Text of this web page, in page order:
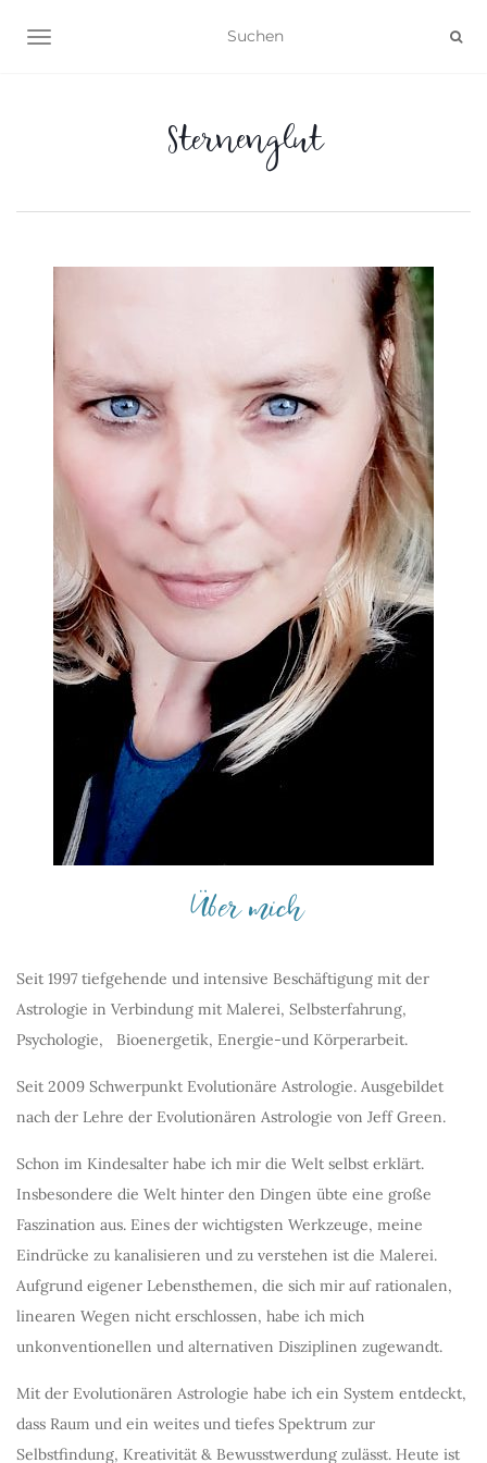
NAVIGATION UMSCHALTEN
Sternenglut
Über mich
Seit 1997 tiefgehende und intensive Beschäftigung mit der
Astrologie in Verbindung mit Malerei, Selbsterfahrung,
Psychologie, Bioenergetik, Energie-und Körperarbeit.
Seit 2009 Schwerpunkt Evolutionäre Astrologie. Ausgebildet
nach der Lehre der Evolutionären Astrologie von Jeff Green.
Schon im Kindesalter habe ich mir die Welt selbst erklärt.
Insbesondere die Welt hinter den Dingen übte eine große
Faszination aus. Eines der wichtigsten Werkzeuge, meine
Eindrücke zu kanalisieren und zu verstehen ist die Malerei.
Aufgrund eigener Lebensthemen, die sich mir auf rationalen,
linearen Wegen nicht erschlossen, habe ich mich
unkonventionellen und alternativen Disziplinen zugewandt.
Mit der Evolutionären Astrologie habe ich ein System entdeckt,
dass Raum und ein weites und tiefes Spektrum zur
Selbstfindung, Kreativität & Bewusstwerdung zulässt. Heute ist